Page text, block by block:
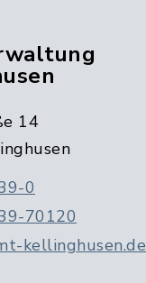
14
0
70120
kellinghusen.de